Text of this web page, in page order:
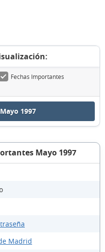
Fechas Importantes
1997
Mayo 1997
Madrid